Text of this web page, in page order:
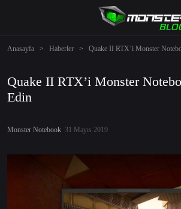
Anasayfa > Haberler > Quake II RTX’i Monster
Quake II RTX’i Monster
Edin
Monster Notebook 31 Mayıs 2019